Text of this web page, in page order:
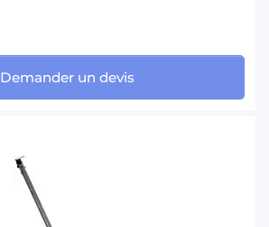
Demander un devis